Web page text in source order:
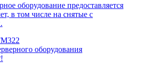
оборудование предоставляется
в том числе на снятые с
оборудования